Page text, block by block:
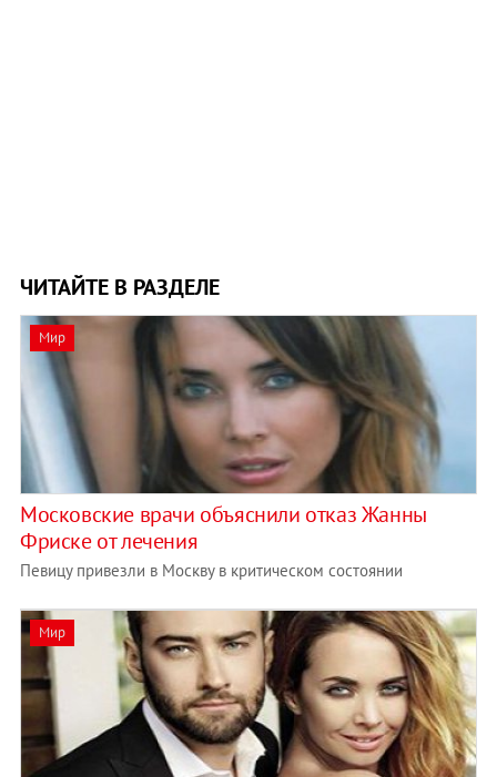
ЧИТАЙТЕ В РАЗДЕЛЕ
Мир
Московские врачи объяснили отказ Жанны
Фриске от лечения
Певицу привезли в Москву в критическом состоянии
Мир